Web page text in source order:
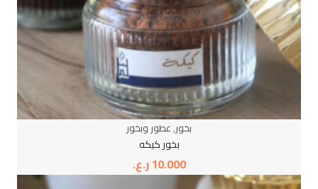
بخور,عطور وبخور
بخور كيكه
10.000ر.ع.